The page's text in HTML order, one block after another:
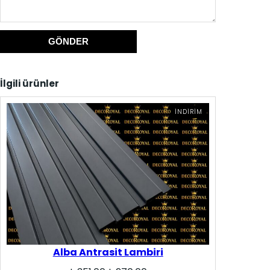
İlgili ürünler
İNDIRIM İNDIRIMDEKI
ÜRÜN
Alba Antrasit Lambiri